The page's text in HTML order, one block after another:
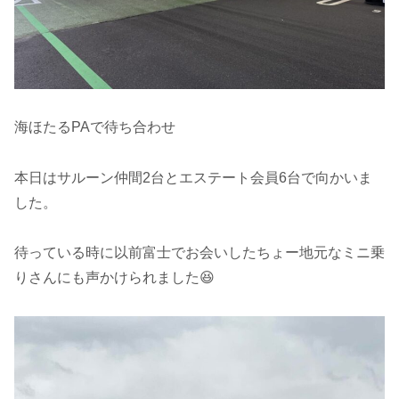
海ほたるPAで待ち合わせ
本日はサルーン仲間2台とエステート会員6台で向かいま
した。
待っている時に以前富士でお会いしたちょー地元なミニ乗
りさんにも声かけられました😆